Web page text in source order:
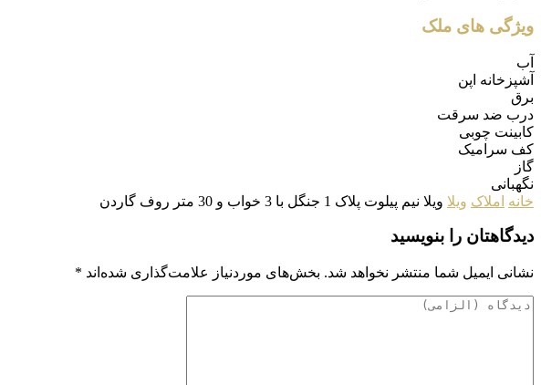
ویژگی های ملک
آب
آشپزخانه اپن
برق
درب ضد سرقت
کابینت چوبی
کف سرامیک
گاز
نگهبانی
خانه املاک ویلا ویلا نیم پیلوت پلاک 1 جنگل با 3 خواب و 30 متر روف گاردن
دیدگاهتان را بنویسید
نشانی ایمیل شما منتشر نخواهد شد. بخش‌های موردنیاز علامت‌گذاری شده‌اند *